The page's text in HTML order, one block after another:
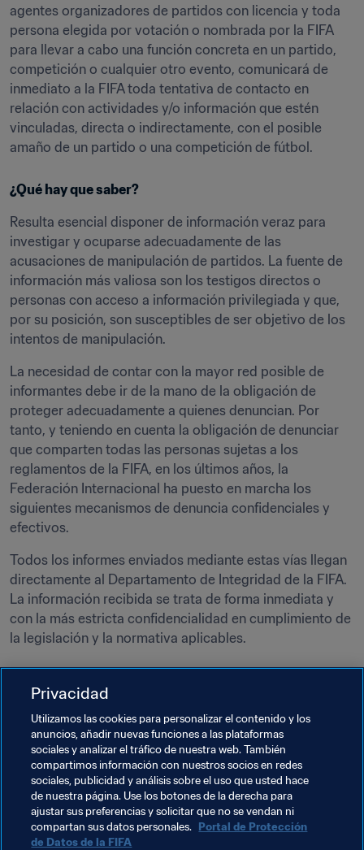
agentes organizadores de partidos con licencia y toda
persona elegida por votación o nombrada por la FIFA
para llevar a cabo una función concreta en un partido,
competición o cualquier otro evento, comunicará de
inmediato a la FIFA toda tentativa de contacto en
relación con actividades y/o información que estén
vinculadas, directa o indirectamente, con el posible
amaño de un partido o una competición de fútbol.
¿Qué hay que saber?
Resulta esencial disponer de información veraz para
investigar y ocuparse adecuadamente de las
acusaciones de manipulación de partidos. La fuente de
información más valiosa son los testigos directos o
personas con acceso a información privilegiada y que,
por su posición, son susceptibles de ser objetivo de los
intentos de manipulación.
La necesidad de contar con la mayor red posible de
informantes debe ir de la mano de la obligación de
proteger adecuadamente a quienes denuncian. Por
tanto, y teniendo en cuenta la obligación de denunciar
que comparten todas las personas sujetas a los
reglamentos de la FIFA, en los últimos años, la
Federación Internacional ha puesto en marcha los
siguientes mecanismos de denuncia confidenciales y
efectivos.
Todos los informes enviados mediante estas vías llegan
directamente al Departamento de Integridad de la FIFA.
La información recibida se trata de forma inmediata y
con la más estricta confidencialidad en cumplimiento de
la legislación y la normativa aplicables.
La FIFA cuenta con un exclusivo mecanismo de denuncia
en línea de alta seguridad que permite dar parte sobre
posibles casos de manipulación de partidos o
vulneraciones de la integridad. Los usuarios pueden
adjuntar documentación y crear un buzón de denuncias
anónimo que les permita comunicarse con la FIFA sin
tener que revelar información personal.
Privacidad
Utilizamos las cookies para personalizar el contenido y los
anuncios, añadir nuevas funciones a las plataformas
sociales y analizar el tráfico de nuestra web. También
compartimos información con nuestros socios en redes
sociales, publicidad y análisis sobre el uso que usted hace
de nuestra página. Use los botones de la derecha para
ajustar sus preferencias y solicitar que no se vendan ni
compartan sus datos personales. Portal de Protección
de Datos de la FIFA